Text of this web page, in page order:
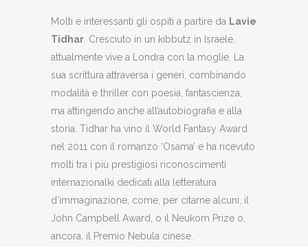
Molti e interessanti gli ospiti a partire da Lavie
Tidhar . Cresciuto in un kibbutz in Israele,
attualmente vive a Londra con la moglie. La
sua scrittura attraversa i generi, combinando
modalità e thriller con poesia, fantascienza,
ma attingendo anche all’autobiografia e alla
storia. Tidhar ha vino il World Fantasy Award
nel 2011 con il romanzo ‘Osama’ e ha ricevuto
molti tra i più prestigiosi riconoscimenti
internazionalki dedicati alla letteratura
d’immaginazione, come, per citarne alcuni, il
John Campbell Award, o il Neukom Prize o,
ancora, il Premio Nebula cinese.